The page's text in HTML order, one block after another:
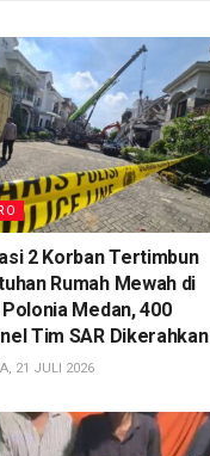
2 Korban Tertimbun
Rumah Mewah di
Medan, 400
Tim SAR Dikerahkan
21 JULI 2026